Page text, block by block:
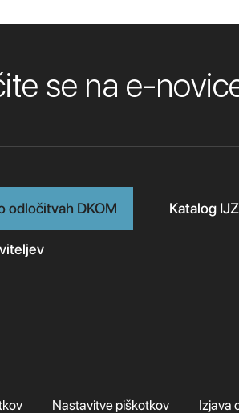
se na e-
odločitvah DKOM Katalog IJZ
Nastavitve piškotkov Izjava